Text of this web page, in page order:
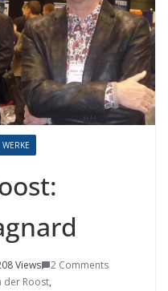
WERKE
Views
2 Comments
der Roost,